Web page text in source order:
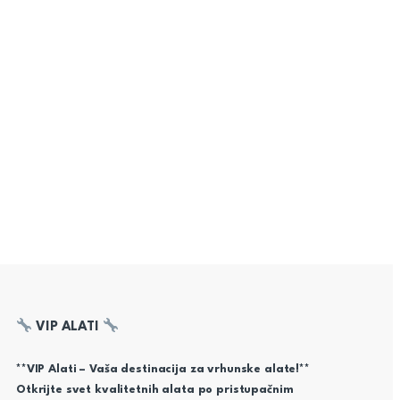
VIP ALATI
**VIP Alati – Vaša destinacija za vrhunske alate!**
Otkrijte svet kvalitetnih alata po pristupačnim